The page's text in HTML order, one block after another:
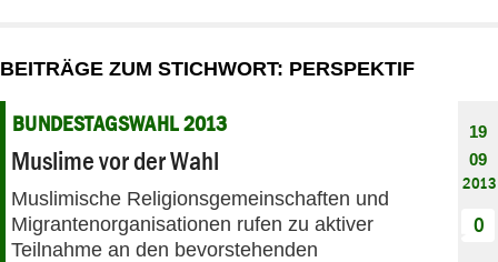
DEBATTE
PANORAMA
BEITRÄGE ZUM STICHWORT: PERSPEKTIF
BUNDESTAGSWAHL 2013
Muslime vor der Wahl
Muslimische Religionsgemeinschaften und
Migrantenorganisationen rufen zu aktiver
Teilnahme an den bevorstehenden
19
09
2013
0